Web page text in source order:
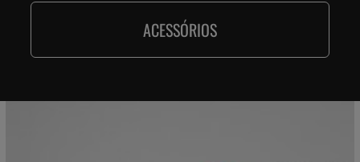
ACESSÓRIOS